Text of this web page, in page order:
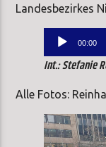
Landesbezirkes
Audio-
00:00
Int.: Stefanie
Alle Fotos: